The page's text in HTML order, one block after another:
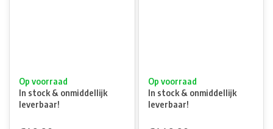
Op voorraad
In stock & onmiddellijk
leverbaar!
Op voorraad
In stock & onmiddellijk
leverbaar!